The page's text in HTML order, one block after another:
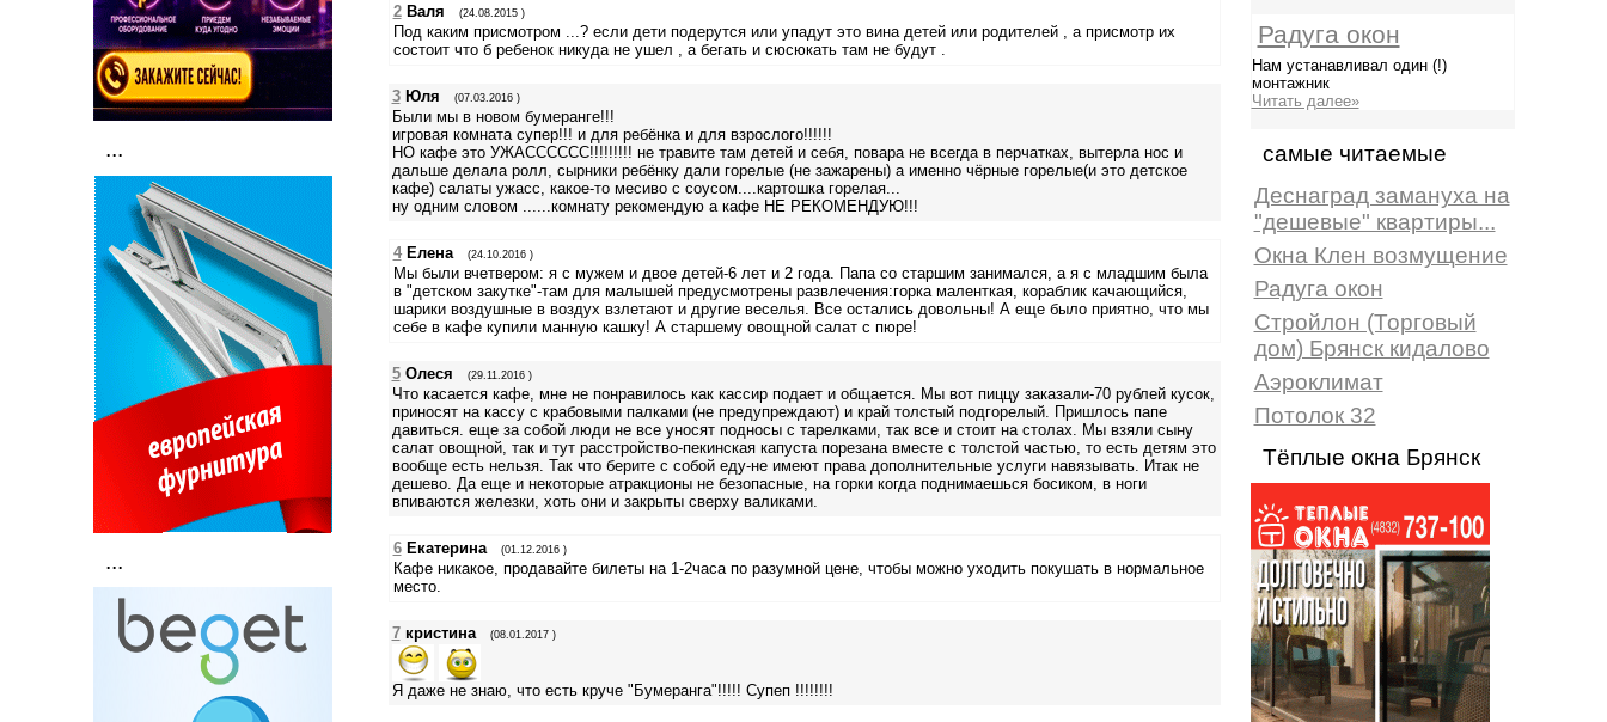
...
...
2 Валя (24.08.2015 )
Под каким присмотром ...? если дети подерутся или упадут это вина детей или родителей , а присмотр их
состоит что б ребенок никуда не ушел , а бегать и сюсюкать там не будут .
3 Юля (07.03.2016 )
Были мы в новом бумеранге!!!
игровая комната супер!!! и для ребёнка и для взрослого!!!!!!
НО кафе это УЖАСССССС!!!!!!!!! не травите там детей и себя, повара не всегда в перчатках, вытерла нос и
дальше делала ролл, сырники ребёнку дали горелые (не зажарены) а именно чёрные горелые(и это детское
кафе) салаты ужасс, какое-то месиво с соусом....картошка горелая...
ну одним словом ......комнату рекомендую а кафе НЕ РЕКОМЕНДУЮ!!!
4 Елена (24.10.2016 )
Мы были вчетвером: я с мужем и двое детей-6 лет и 2 года. Папа со старшим занимался, а я с младшим была
в "детском закутке"-там для малышей предусмотрены развлечения:горка маленткая, кораблик качающийся,
шарики воздушные в воздух взлетают и другие веселья. Все остались довольны! А еще было приятно, что мы
себе в кафе купили манную кашку! А старшему овощной салат с пюре!
5 Олеся (29.11.2016 )
Что касается кафе, мне не понравилось как кассир подает и общается. Мы вот пиццу заказали-70 рублей кусок,
приносят на кассу с крабовыми палками (не предупреждают) и край толстый подгорелый. Пришлось папе
давиться. еще за собой люди не все уносят подносы с тарелками, так все и стоит на столах. Мы взяли сыну
салат овощной, так и тут расстройство-пекинская капуста порезана вместе с толстой частью, то есть детям это
вообще есть нельзя. Так что берите с собой еду-не имеют права дополнительные услуги навязывать. Итак не
дешево. Да еще и некоторые атракционы не безопасные, на горки когда поднимаешься босиком, в ноги
впиваются железки, хоть они и закрыты сверху валиками.
6 Екатерина (01.12.2016 )
Кафе никакое, продавайте билеты на 1-2часа по разумной цене, чтобы можно уходить покушать в нормальное
место.
7 кристина (08.01.2017 )
Я даже не знаю, что есть круче "Бумеранга"!!!!! Супеп !!!!!!!!
Радуга окон
Нам устанавливал один (!)
монтажник
Читать далее»
самые читаемые
Деснаград замануха на
"дешевые" квартиры...
Окна Клен возмущение
Радуга окон
Стройлон (Торговый
дом) Брянск кидалово
Аэроклимат
Потолок 32
Тёплые окна Брянск